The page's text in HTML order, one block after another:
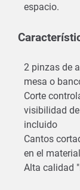
espacio.
2 pinzas de
mesa o
Corte
visibilidad
incluido
Cantos
en el
Alta calidad